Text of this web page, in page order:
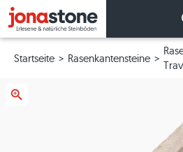
Startseite Rasenkantensteine